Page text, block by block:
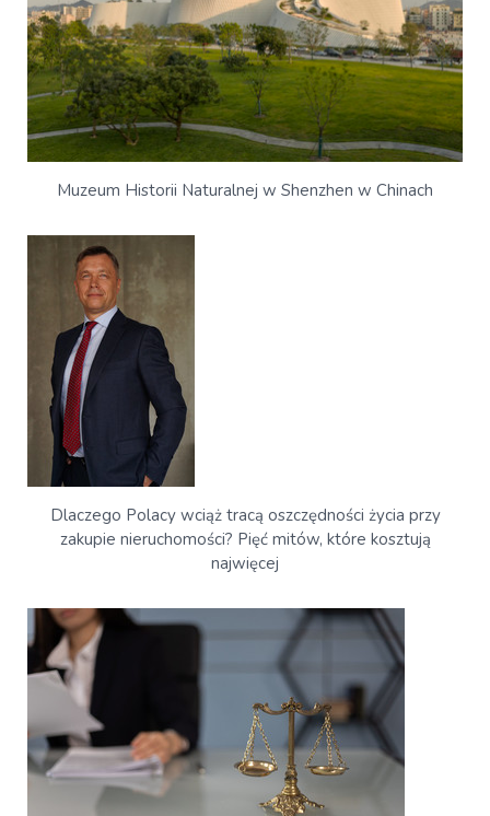
Muzeum Historii Naturalnej w Shenzhen w Chinach
Dlaczego Polacy wciąż tracą oszczędności życia przy
zakupie nieruchomości? Pięć mitów, które kosztują
najwięcej